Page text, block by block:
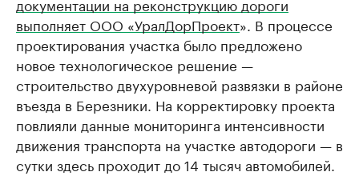
выполняет ООО «УралДорПроект». В процессе
проектирования участка было предложено
новое технологическое решение —
строительство двухуровневой развязки в районе
въезда в Березники. На корректировку проекта
повлияли данные мониторинга интенсивности
движения транспорта на участке автодороги — в
сутки здесь проходит до 14 тысяч автомобилей. ​